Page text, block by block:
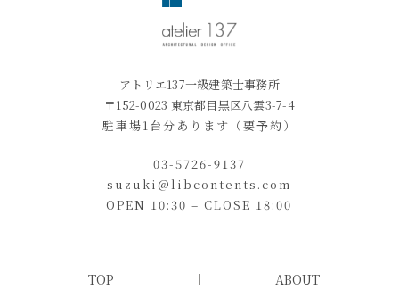
アトリエ137一級建築士事務所
〒152-0023 東京都目黒区八雲3-7-4
駐車場1台分あります（要予約）
03-5726-9137
suzuki@libcontents.com
OPEN 10:30 – CLOSE 18:00
TOP
ABOUT